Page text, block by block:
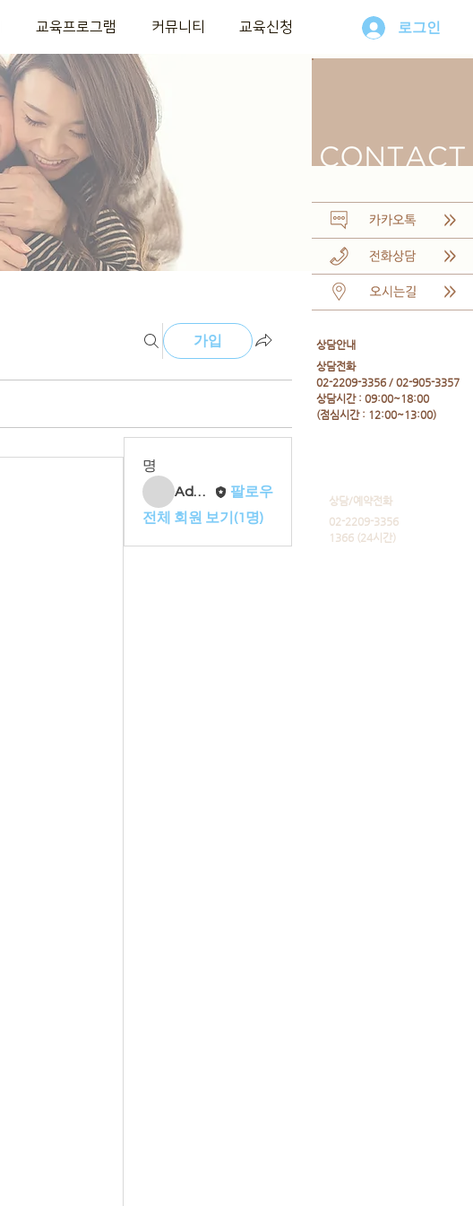
​상담안내
​상담전화
02-2209-3356 / 02-905-3357
상담시간 : 09:00~18:00
​(점심시간 : 12:00~13:00)
​상담/예약전화
02-2209-3356
1366 (24시간)
교육프로그램 커뮤니티 교육신청 로그인
가입
명
Admin
팔로우
전체 회원 보기(1명)